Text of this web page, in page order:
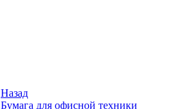
Назад
Бумага для офисной техники